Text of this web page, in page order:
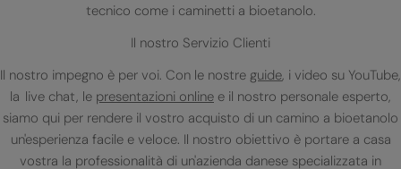
tecnico come i caminetti a bioetanolo.
Il nostro Servizio Clienti
Il nostro impegno è per voi. Con le nostre guide, i video su YouTube,
la live chat, le presentazioni online e il nostro personale esperto,
siamo qui per rendere il vostro acquisto di un camino a bioetanolo
un'esperienza facile e veloce. Il nostro obiettivo è portare a casa
vostra la professionalità di un'azienda danese specializzata in